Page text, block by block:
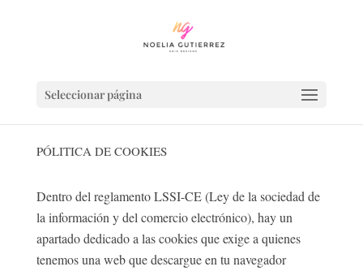
Seleccionar página
PÓLITICA DE COOKIES
Dentro del reglamento LSSI-CE (Ley de la sociedad de
la información y del comercio electrónico), hay un
apartado dedicado a las cookies que exige a quienes
tenemos una web que descargue en tu navegador